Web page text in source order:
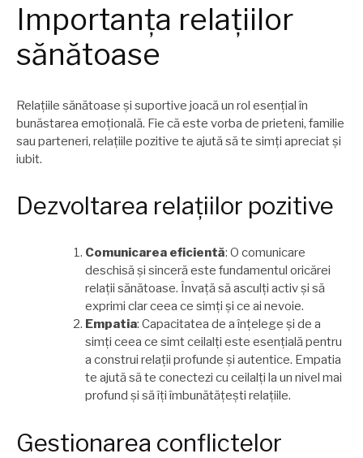
Importanța relațiilor
sănătoase
Relațiile sănătoase și suportive joacă un rol esențial în
bunăstarea emoțională. Fie că este vorba de prieteni, familie
sau parteneri, relațiile pozitive te ajută să te simți apreciat și
iubit.
Dezvoltarea relațiilor pozitive
Comunicarea eficientă: O comunicare
deschisă și sinceră este fundamentul oricărei
relații sănătoase. Învață să asculți activ și să
exprimi clar ceea ce simți și ce ai nevoie.
Empatia: Capacitatea de a înțelege și de a
simți ceea ce simt ceilalți este esențială pentru
a construi relații profunde și autentice. Empatia
te ajută să te conectezi cu ceilalți la un nivel mai
profund și să îți îmbunătățești relațiile.
Gestionarea conflictelor